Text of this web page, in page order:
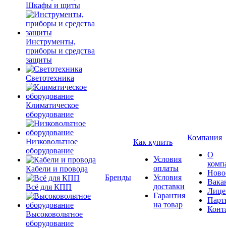
Шкафы и щиты
Инструменты,
приборы и средства
защиты
Светотехника
Климатическое
оборудование
Низковольтное
оборудование
Кабели и провода
Всё для КПП
Высоковольтное
оборудование
Бренды
Как купить
Условия
оплаты
Условия
доставки
Гарантия
на товар
Компания
О